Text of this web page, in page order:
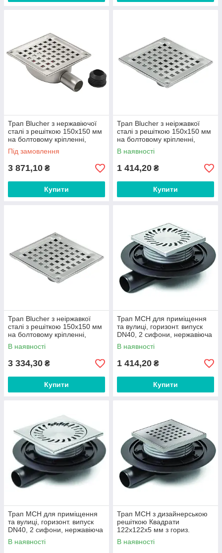
Трап Blucher з нержавіючої
сталі з решіткою 150х150 мм
на болтовому кріпленні,
горизонтальний випуск DN32
Під замовлення
3 871,10 ₴
Купити
Трап Blucher з неіржавкої
сталі з решіткою 150х150 мм
на болтовому кріпленні,
вертикальний випуск DN40
В наявності
1 414,20 ₴
Купити
Трап Blucher з неіржавкої
сталі з решіткою 150х150 мм
на болтовому кріпленні,
вертикальний випуск DN50
В наявності
3 334,30 ₴
Купити
Трап MCH для приміщення
та вулиці, горизонт. випуск
DN40, 2 сифони, нержавіюча
решітка 122х122 мм арт. 382
А
В наявності
1 414,20 ₴
Купити
Трап MCH для приміщення
та вулиці, горизонт. випуск
DN40, 2 сифони, нержавіюча
решітка 150х150 мм арт. 382
Е
В наявності
Трап МСН з дизайнерською
решіткою Квадрати
122x122х5 мм з гориз.
підключенням DN50 арт. G
382 NА
В наявності